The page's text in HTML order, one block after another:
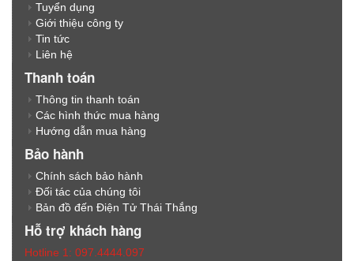
Tuyển dụng
Giới thiệu công ty
Tin tức
Liên hệ
Thanh toán
Thông tin thanh toán
Các hình thức mua hàng
Hướng dẫn mua hàng
Bảo hành
Chính sách bảo hành
Đối tác của chúng tôi
Bản đồ đến Điện Tử Thái Thắng
Hỗ trợ khách hàng
Hotline 1: 097.4444.097